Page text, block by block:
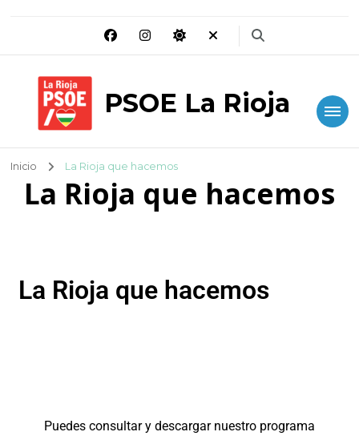
PSOE La Rioja
Inicio La Rioja que hacemos
La Rioja que hacemos
La Rioja que hacemos
Puedes consultar y descargar nuestro programa